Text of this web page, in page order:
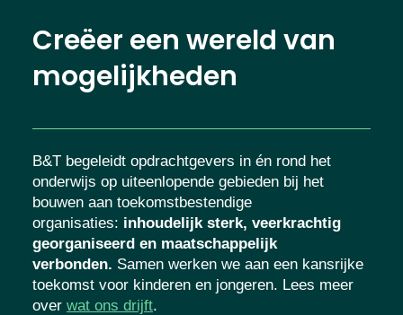
Creëer een wereld van
mogelijkheden
B&T begeleidt opdrachtgevers in én rond het
onderwijs op uiteenlopende gebieden bij het
bouwen aan toekomstbestendige
organisaties: inhoudelijk sterk, veerkrachtig
georganiseerd en maatschappelijk
verbonden. Samen werken we aan een kansrijke
toekomst voor kinderen en jongeren. Lees meer
over wat ons drijft.